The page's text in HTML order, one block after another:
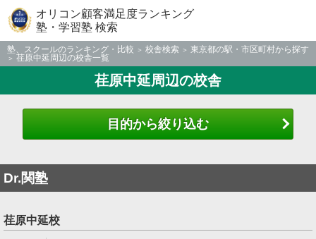
オリコン顧客満足度ランキング
塾・学習塾 検索
塾、スクールのランキング・比較 校舎検索
東京都の駅・市区町村から探す
荏原中延周辺の校舎一覧
荏原中延周辺の校舎
目的から絞り込む
Dr.関塾
荏原中延校